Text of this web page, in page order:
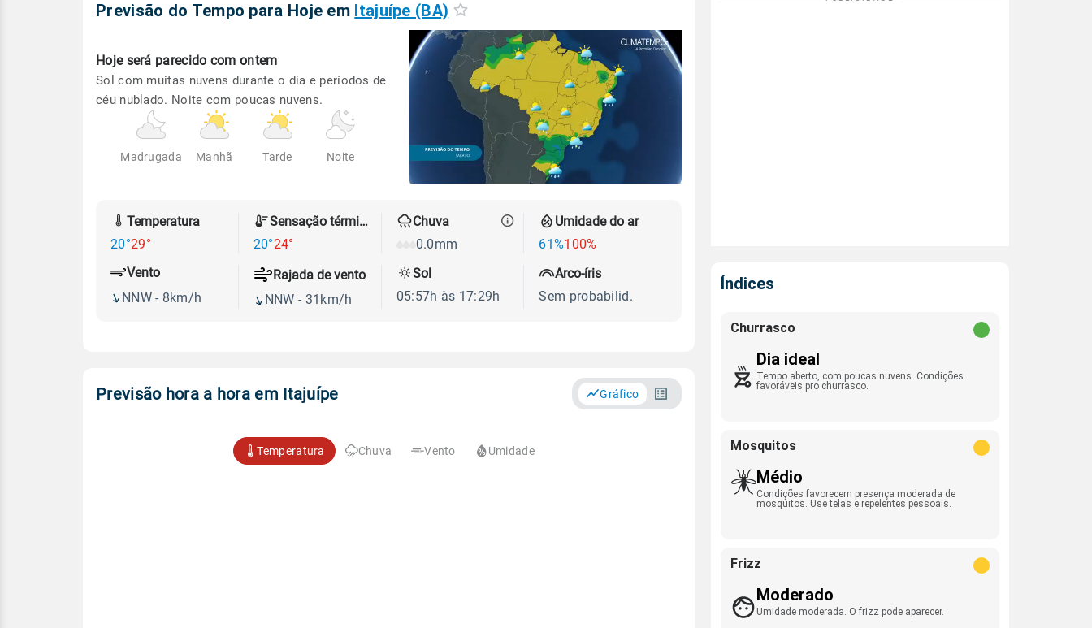
Previsão do Tempo para Hoje em Itajuípe (BA)
Hoje será parecido com ontem
Sol com muitas nuvens durante o dia e períodos de
céu nublado. Noite com poucas nuvens.
Madrugada Manhã Tarde Noite
Temperatura
20°29°
Sensação térmica
20°24°
Chuva
0.0mm
Umidade do ar
61%100%
Vento
NNW - 8km/h
Rajada de vento
NNW - 31km/h
Sol
05:57h às 17:29h
Arco-íris
Sem probabilid.
Previsão hora a hora em Itajuípe Gráfico
Temperatura Chuva Vento Umidade
Índices
Churrasco
Dia ideal
Tempo aberto, com poucas nuvens. Condições
favoráveis pro churrasco.
Mosquitos
Médio
Condições favorecem presença moderada de
mosquitos. Use telas e repelentes pessoais.
Frizz
Moderado
Umidade moderada. O frizz pode aparecer.